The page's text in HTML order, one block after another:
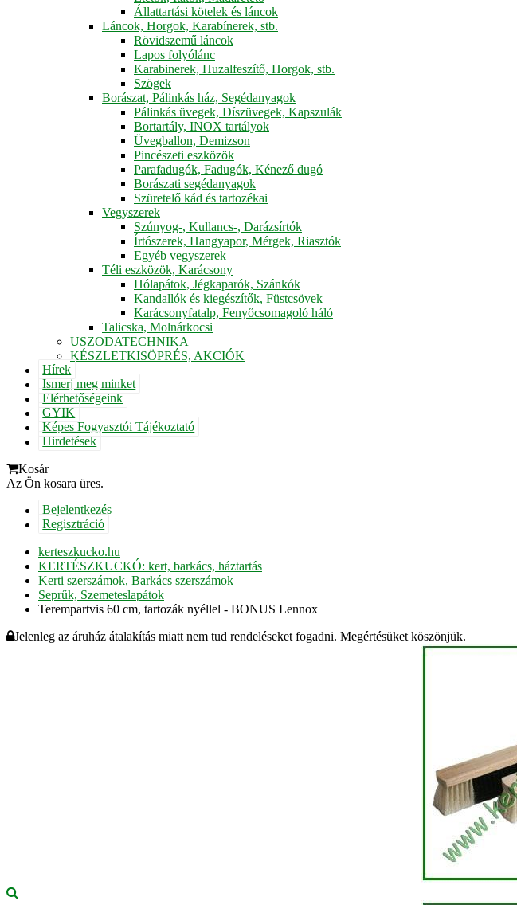
Állattartási kötelek és láncok
Láncok, Horgok, Karabínerek, stb.
Rövidszemű láncok
Lapos folyólánc
Karabinerek, Huzalfeszítő, Horgok, stb.
Szögek
Borászat, Pálinkás ház, Segédanyagok
Pálinkás üvegek, Díszüvegek, Kapszulák
Bortartály, INOX tartályok
Üvegballon, Demizson
Pincészeti eszközök
Parafadugók, Fadugók, Kénező dugó
Borászati segédanyagok
Szüretelő kád és tartozékai
Vegyszerek
Szúnyog-, Kullancs-, Darázsírtók
Írtószerek, Hangyapor, Mérgek, Riasztók
Egyéb vegyszerek
Téli eszközök, Karácsony
Hólapátok, Jégkaparók, Szánkók
Kandallók és kiegészítők, Füstcsövek
Karácsonyfatalp, Fenyőcsomagoló háló
Talicska, Molnárkocsi
USZODATECHNIKA
KÉSZLETKISÖPRÉS, AKCIÓK
Hírek
Ismerj meg minket
Elérhetőségeink
GYIK
Képes Fogyasztói Tájékoztató
Hirdetések
Kosár
Az Ön kosara üres.
Bejelentkezés
Regisztráció
kerteszkucko.hu
KERTÉSZKUCKÓ: kert, barkács, háztartás
Kerti szerszámok, Barkács szerszámok
Seprűk, Szemeteslapátok
Terempartvis 60 cm, tartozák nyéllel - BONUS Lennox
Jelenleg az áruház átalakítás miatt nem tud rendeléseket fogadni. Megértésüket köszönjük.